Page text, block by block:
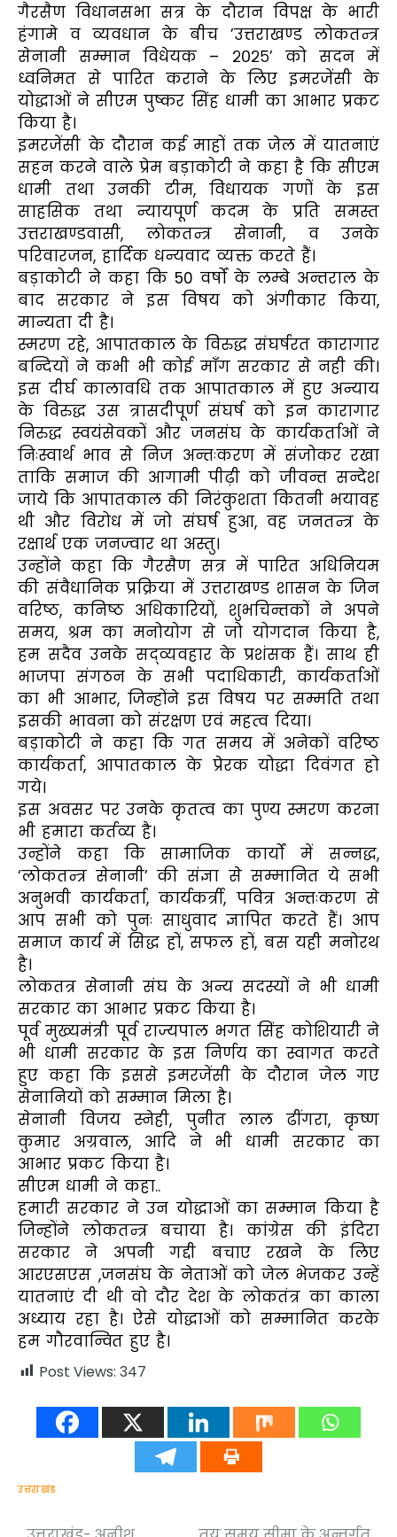
गैरसैण विधानसभा सत्र के दौरान विपक्ष के भारी
हंगामे व व्यवधान के बीच ’उत्तराखण्ड लोकतन्त्र
सेनानी सम्मान विधेयक – २०२५’ को सदन में
ध्वनिमत से पारित कराने के लिए इमरजेंसी के
योद्धाओं ने सीएम पुष्कर सिंह धामी का आभार प्रकट
किया है।
इमरजेंसी के दौरान कई माहों तक जेल में यातनाएं
सहन करने वाले प्रेम बड़ाकोटी ने कहा है कि सीएम
धामी तथा उनकी टीम, विधायक गणों के इस
साहसिक तथा न्यायपूर्ण कदम के प्रति समस्त
उत्तराखण्डवासी, लोकतन्त्र सेनानी, व उनके
परिवारजन, हार्दिक धन्यवाद व्यक्त करते हैं।
बड़ाकोटी ने कहा कि 50 वर्षों के लम्बे अन्तराल के
बाद सरकार ने इस विषय को अंगीकार किया,
मान्यता दी है।
स्मरण रहे, आपातकाल के विरुद्ध संघर्षरत कारागार
बन्दियों ने कभी भी कोई माँग सरकार से नही की।
इस दीर्घ कालावधि तक आपातकाल में हुए अन्याय
के विरुद्ध उस त्रासदीपूर्ण संघर्ष को इन कारागार
निरुद्ध स्वयंसेवकों और जनसंघ के कार्यकर्ताओं ने
निःस्वार्थ भाव से निज अन्तःकरण में संजोकर रखा
ताकि समाज की आगामी पीढ़ी को जीवन्त सन्देश
जाये कि आपातकाल की निरंकुशता कितनी भयावह
थी और विरोध में जो संघर्ष हुआ, वह जनतन्त्र के
रक्षार्थ एक जनज्वार था अस्तु।
उन्होंने कहा कि गैरसैण सत्र में पारित अधिनियम
की संवैधानिक प्रक्रिया में उत्तराखण्ड शासन के जिन
वरिष्ठ, कनिष्ठ अधिकारियों, शुभचिन्तकों ने अपने
समय, श्रम का मनोयोग से जो योगदान किया है,
हम सदैव उनके सद्व्यवहार के प्रशंसक हैं। साथ ही
भाजपा संगठन के सभी पदाधिकारी, कार्यकर्ताओं
का भी आभार, जिन्होंने इस विषय पर सम्मति तथा
इसकी भावना को संरक्षण एवं महत्व दिया।
बड़ाकोटी ने कहा कि गत समय में अनेकों वरिष्ठ
कार्यकर्ता, आपातकाल के प्रेरक योद्धा दिवंगत हो
गये।
इस अवसर पर उनके कृतत्व का पुण्य स्मरण करना
भी हमारा कर्तव्य है।
उन्होंने कहा कि सामाजिक कार्यों में सन्नद्ध,
‘लोकतन्त्र सेनानी’ की संज्ञा से सम्मानित ये सभी
अनुभवी कार्यकर्ता, कार्यकर्त्री, पवित्र अन्तःकरण से
आप सभी को पुनः साधुवाद ज्ञापित करते हैं। आप
समाज कार्य में सिद्ध हों, सफल हों, बस यही मनोरथ
है।
लोकतत्र सेनानी संघ के अन्य सदस्यों ने भी धामी
सरकार का आभार प्रकट किया है।
पूर्व मुख्यमंत्री पूर्व राज्यपाल भगत सिंह कोशियारी ने
भी धामी सरकार के इस निर्णय का स्वागत करते
हुए कहा कि इससे इमरजेंसी के दौरान जेल गए
सेनानियों को सम्मान मिला है।
सेनानी विजय स्नेही, पुनीत लाल ढींगरा, कृष्ण
कुमार अग्रवाल, आदि ने भी धामी सरकार का
आभार प्रकट किया है।
सीएम धामी ने कहा..
हमारी सरकार ने उन योद्धाओं का सम्मान किया है
जिन्होंने लोकतन्त्र बचाया है। कांग्रेस की इंदिरा
सरकार ने अपनी गद्दी बचाए रखने के लिए
आरएसएस ,जनसंघ के नेताओं को जेल भेजकर उन्हें
यातनाएं दी थी वो दौर देश के लोकतंत्र का काला
अध्याय रहा है। ऐसे योद्धाओं को सम्मानित करके
हम गौरवान्वित हुए है।
Post Views: 347
उत्तराखंड